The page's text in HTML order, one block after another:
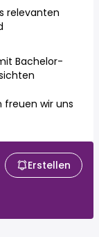
relevanten
Bachelor-
freuen wir uns
Erstellen